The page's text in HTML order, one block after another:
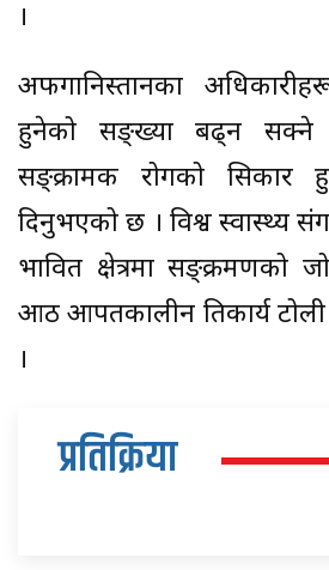
।
अफगानिस्तानका
हुनेको सङ्ख्या बढ्न सक्ने
सङ्क्रामक रोगको सिकार
दिनुभएको छ । विश्व स्वास्थ्य
प्रभावित क्षेत्रमा
आठ आपतकालीन प्रतिकार्य
।
प्रतिक्रिया